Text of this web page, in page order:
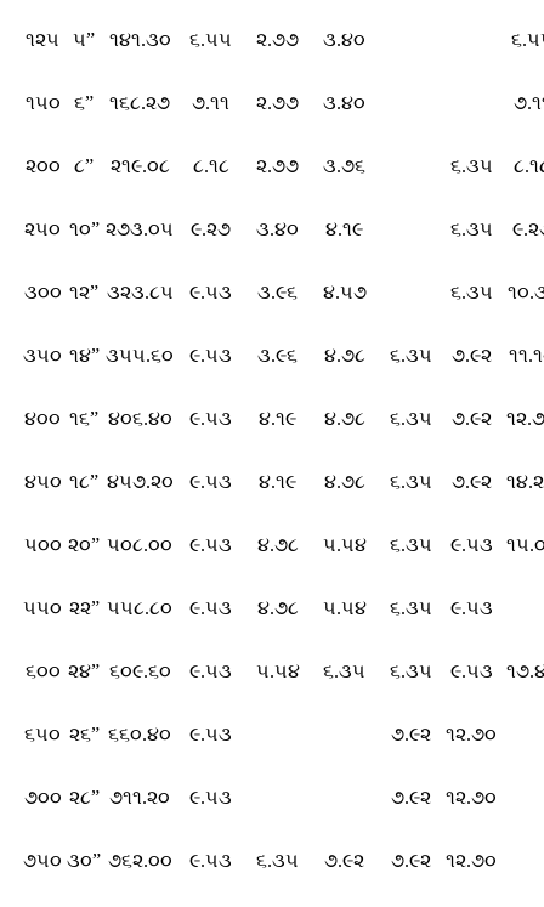
૧૨૫ ૫” ૧૪૧.૩૦ ૬.૫૫ ૨.૭૭ ૩.૪૦
૧૫૦ ૬” ૧૬૮.૨૭ ૭.૧૧ ૨.૭૭ ૩.૪૦
૨૦૦ ૮” ૨૧૯.૦૮ ૮.૧૮ ૨.૭૭ ૩.૭૬ ૬.૩૫
૨૫૦ ૧૦” ૨૭૩.૦૫ ૯.૨૭ ૩.૪૦ ૪.૧૯ ૬.૩૫
૩૦૦ ૧૨” ૩૨૩.૮૫ ૯.૫૩ ૩.૯૬ ૪.૫૭ ૬.૩૫
૩૫૦ ૧૪” ૩૫૫.૬૦ ૯.૫૩ ૩.૯૬ ૪.૭૮ ૬.૩૫ ૭.૯૨
૪૦૦ ૧૬” ૪૦૬.૪૦ ૯.૫૩ ૪.૧૯ ૪.૭૮ ૬.૩૫ ૭.૯૨
૪૫૦ ૧૮” ૪૫૭.૨૦ ૯.૫૩ ૪.૧૯ ૪.૭૮ ૬.૩૫ ૭.૯૨
૫૦૦ ૨૦” ૫૦૮.૦૦ ૯.૫૩ ૪.૭૮ ૫.૫૪ ૬.૩૫ ૯.૫૩
૫૫૦ ૨૨” ૫૫૮.૮૦ ૯.૫૩ ૪.૭૮ ૫.૫૪ ૬.૩૫ ૯.૫૩
૬૦૦ ૨૪” ૬૦૯.૬૦ ૯.૫૩ ૫.૫૪ ૬.૩૫ ૬.૩૫ ૯.૫૩
૬૫૦ ૨૬” ૬૬૦.૪૦ ૯.૫૩ ૭.૯૨ ૧૨.૭૦
૭૦૦ ૨૮” ૭૧૧.૨૦ ૯.૫૩ ૭.૯૨ ૧૨.૭૦
૭૫૦ ૩૦” ૭૬૨.૦૦ ૯.૫૩ ૬.૩૫ ૭.૯૨ ૭.૯૨ ૧૨.૭૦